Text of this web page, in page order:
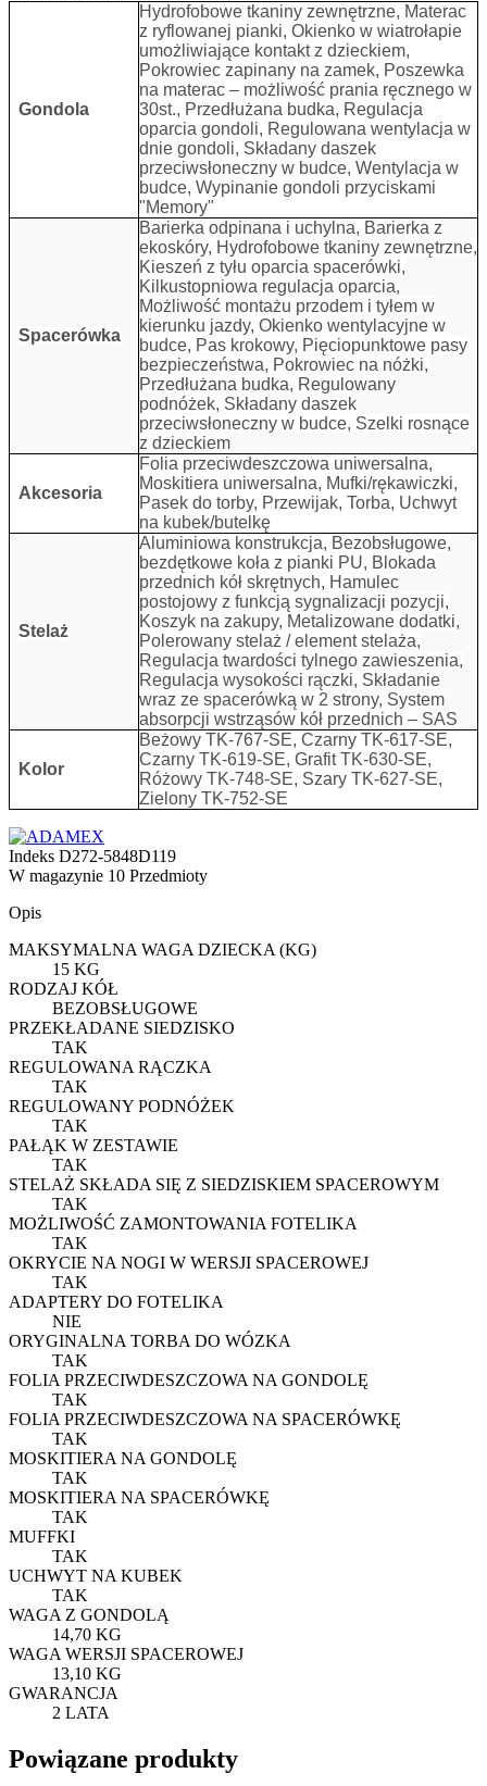
Gondola
Hydrofobowe tkaniny zewnętrzne, Materac
z ryflowanej pianki, Okienko w wiatrołapie
umożliwiające kontakt z dzieckiem,
Pokrowiec zapinany na zamek, Poszewka
na materac – możliwość prania ręcznego w
30st., Przedłużana budka, Regulacja
oparcia gondoli, Regulowana wentylacja w
dnie gondoli, Składany daszek
przeciwsłoneczny w budce, Wentylacja w
budce, Wypinanie gondoli przyciskami
"Memory"
Spacerówka
Barierka odpinana i uchylna, Barierka z
ekoskóry, Hydrofobowe tkaniny zewnętrzne,
Kieszeń z tyłu oparcia spacerówki,
Kilkustopniowa regulacja oparcia,
Możliwość montażu przodem i tyłem w
kierunku jazdy, Okienko wentylacyjne w
budce, Pas krokowy, Pięciopunktowe pasy
bezpieczeństwa, Pokrowiec na nóżki,
Przedłużana budka, Regulowany
podnóżek, Składany daszek
przeciwsłoneczny w budce, Szelki rosnące
z dzieckiem
Akcesoria
Folia przeciwdeszczowa uniwersalna,
Moskitiera uniwersalna, Mufki/rękawiczki,
Pasek do torby, Przewijak, Torba, Uchwyt
na kubek/butelkę
Stelaż
Aluminiowa konstrukcja, Bezobsługowe,
bezdętkowe koła z pianki PU, Blokada
przednich kół skrętnych, Hamulec
postojowy z funkcją sygnalizacji pozycji,
Koszyk na zakupy, Metalizowane dodatki,
Polerowany stelaż / element stelaża,
Regulacja twardości tylnego zawieszenia,
Regulacja wysokości rączki, Składanie
wraz ze spacerówką w 2 strony, System
absorpcji wstrząsów kół przednich – SAS
Kolor
Beżowy TK-767-SE, Czarny TK-617-SE,
Czarny TK-619-SE, Grafit TK-630-SE,
Różowy TK-748-SE, Szary TK-627-SE,
Zielony TK-752-SE
Indeks D272-5848D119
W magazynie 10 Przedmioty
Opis
MAKSYMALNA WAGA DZIECKA (KG)
15 KG
RODZAJ KÓŁ
BEZOBSŁUGOWE
PRZEKŁADANE SIEDZISKO
TAK
REGULOWANA RĄCZKA
TAK
REGULOWANY PODNÓŻEK
TAK
PAŁĄK W ZESTAWIE
TAK
STELAŻ SKŁADA SIĘ Z SIEDZISKIEM SPACEROWYM
TAK
MOŻLIWOŚĆ ZAMONTOWANIA FOTELIKA
TAK
OKRYCIE NA NOGI W WERSJI SPACEROWEJ
TAK
ADAPTERY DO FOTELIKA
NIE
ORYGINALNA TORBA DO WÓZKA
TAK
FOLIA PRZECIWDESZCZOWA NA GONDOLĘ
TAK
FOLIA PRZECIWDESZCZOWA NA SPACERÓWKĘ
TAK
MOSKITIERA NA GONDOLĘ
TAK
MOSKITIERA NA SPACERÓWKĘ
TAK
MUFFKI
TAK
UCHWYT NA KUBEK
TAK
WAGA Z GONDOLĄ
14,70 KG
WAGA WERSJI SPACEROWEJ
13,10 KG
GWARANCJA
2 LATA
Powiązane produkty